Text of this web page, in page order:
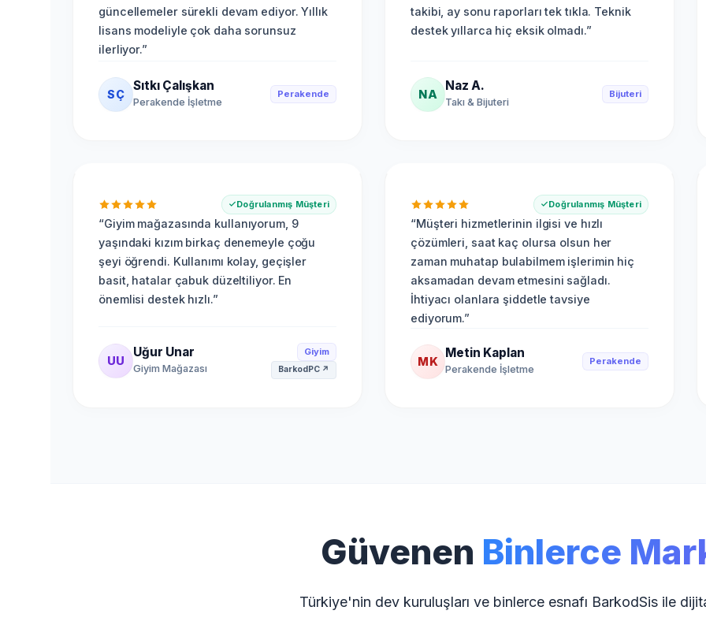
güncellemeler sürekli devam ediyor. Yıllık
lisans modeliyle çok daha sorunsuz
ilerliyor.”
SÇ
Sıtkı Çalışkan
Perakende İşletme
Perakende
takibi, ay sonu raporları tek tıkla. Teknik
destek yıllarca hiç eksik olmadı.”
NA
Naz A.
Takı & Bijuteri
Bijuteri
Doğrulanmış Müşteri
“Giyim mağazasında kullanıyorum, 9
yaşındaki kızım birkaç denemeyle çoğu
şeyi öğrendi. Kullanımı kolay, geçişler
basit, hatalar çabuk düzeltiliyor. En
önemlisi destek hızlı.”
UU
Uğur Unar
Giyim Mağazası
Giyim
BarkodPC ↗
Doğrulanmış Müşteri
“Müşteri hizmetlerinin ilgisi ve hızlı
çözümleri, saat kaç olursa olsun her
zaman muhatap bulabilmem işlerimin hiç
aksamadan devam etmesini sağladı.
İhtiyacı olanlara şiddetle tavsiye
ediyorum.”
MK
Metin Kaplan
Perakende İşletme
Perakende
Güvenen Binlerce
Türkiye'nin dev kuruluşları ve binlerce esnafı BarkodSis ile